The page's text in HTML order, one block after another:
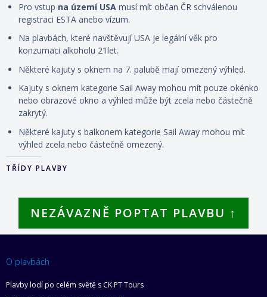
Pro vstup na území USA musí mít občan ČR schválenou
registraci ESTA anebo vízum.
Na plavbách, které navštěvují USA je legální věk pro
konzumaci alkoholu 21let.
Některé kajuty s oknem na 7. palubě mají omezený výhled.
Kajuty s oknem kategorie Sail Away mohou mít pouze okénko
nebo obrazové okno a výhled může být zcela nebo částečně
zakrytý.
Některé kajuty s balkonem kategorie Sail Away mohou mít
výhled zcela nebo částečně omezený.
TŘÍDY PLAVBY
NEZÁVAZNĚ POPTAT PLAVBU ↑
O plavbách
Plavby lodí po celém světě s CK PT Tours